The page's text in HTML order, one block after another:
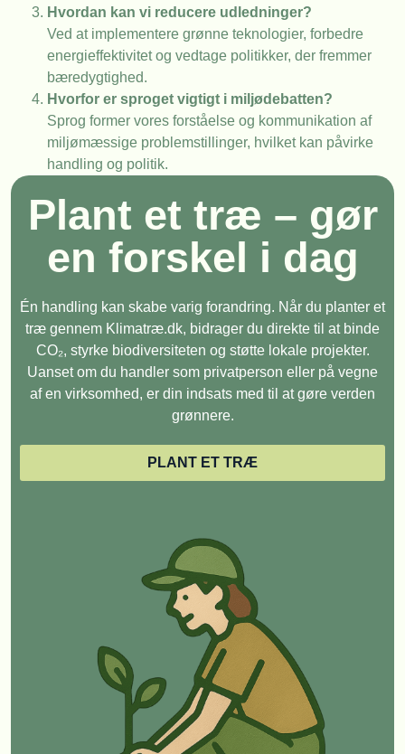
Hvordan kan vi reducere udledninger?
Ved at implementere grønne teknologier, forbedre
energieffektivitet og vedtage politikker, der fremmer
bæredygtighed.
Hvorfor er sproget vigtigt i miljødebatten?
Sprog former vores forståelse og kommunikation af
miljømæssige problemstillinger, hvilket kan påvirke
handling og politik.
Plant et træ – gør
en forskel i dag
Én handling kan skabe varig forandring. Når du planter et
træ gennem Klimatræ.dk, bidrager du direkte til at binde
CO₂, styrke biodiversiteten og støtte lokale projekter.
Uanset om du handler som privatperson eller på vegne
af en virksomhed, er din indsats med til at gøre verden
grønnere.
PLANT ET TRÆ